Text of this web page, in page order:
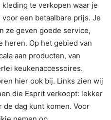
te verkopen waar je
een betaalbare prijs. Je
ze geven goede service,
heren. Op het gebied van
aan producten, van
keukenaccessoires.
hier ook bij. Links zien wij
die Esprit verkoopt: lekker
dag kunt komen. Voor